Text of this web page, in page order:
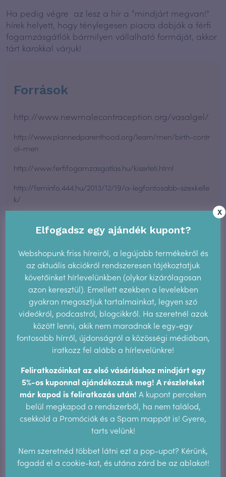
Ha pedig végre az lesz a hír a “mindjárt megvan!”
hírek helyett, hogy ténylegesen piacra dobják a férfi
fogamzásgátlók bármilyen vállalható formáját, akkor
tárt karokkal várjuk!
Források
http://www.newmalecontraception.org/vasalgel/
http://www.plannedparenthood.org/learn/men/birth-contr
ol-men
http://www.ferfifogamzasgatlas.hu/kiserleti.html
http://feminfo.444.hu/2013/12/19/a-legfontosabb-szexkelle
k/
az-egyenloseg/
Ha tetszett, megtalálsz a YouTube-on is. Például ilyen
videókkal. Iratkozz
https://www.youtube.com/hormonmenteshu
IRATKOZZ FEL!
Ha szeretnél többet tudni a legfrissebb
X
Elfogadsz egy ajándék kupont?
Webshopunk friss híreiről, a legújabb termékekről és
az aktuális akciókról rendszeresen tájékoztatjuk
követőinket hírlevelünkben (olykor kizárólagosan
azon keresztül). Emellett ezekben a levelekben
gyakran megosztjuk tartalmainkat, legyen szó
videókról, podcastról, blogcikkről. Ha szeretnél azok
között lenni, akik nem maradnak le egy-egy
fontosabb hírről, újdonságról a közösségi médiában,
iratkozz fel alább a hírlevelünkre!
Feliratkozóinkat az első vásárláshoz mindjárt egy
5%-os kuponnal ajándékozzuk meg! A részleteket
már kapod is feliratkozás után! A kupont perceken
belül megkapod a rendszerből, ha nem találod,
csekkold a Promóciók és a Spam mappát is! Gyere,
tarts velünk!
Nem szeretnéd többet látni ezt a pop-upot? Kérünk,
fogadd el a cookie-kat, és utána zárd be az ablakot!